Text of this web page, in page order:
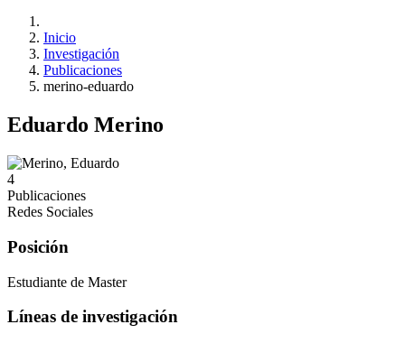
Inicio
Investigación
Publicaciones
merino-eduardo
Eduardo Merino
4
Publicaciones
Redes Sociales
Posición
Estudiante de Master
Líneas de investigación